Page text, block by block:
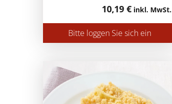
10,19 € inkl. MwSt.
Bitte loggen Sie sich ein